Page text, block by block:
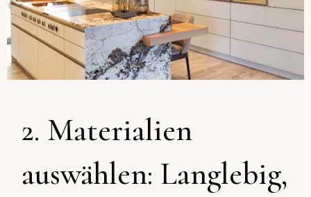
2. Materialien
auswählen: Langlebig,